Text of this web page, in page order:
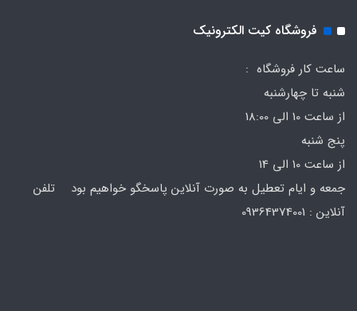
فروشگاه کیت الکترونیک
ساعت کار فروشگاه :
شنبه تا چهارشنبه
از ساعت 10 الی 18:00
پنج شنبه
از ساعت 10 الی 14
جمعه و ایام تعطیل به صورت آنلاین پاسخگو خواهیم بود تلفن